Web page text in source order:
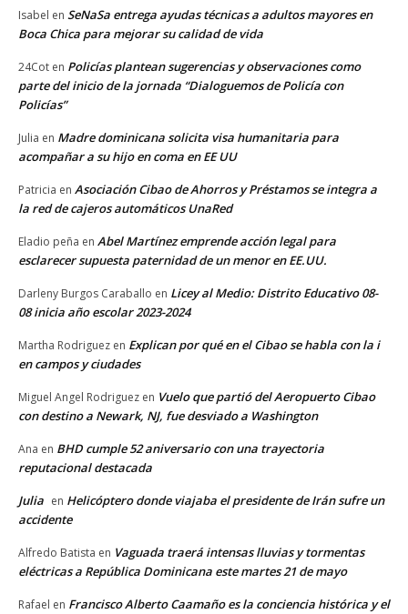
Isabel en SeNaSa entrega ayudas técnicas a adultos mayores en
Boca Chica para mejorar su calidad de vida
24Cot en Policías plantean sugerencias y observaciones como
parte del inicio de la jornada “Dialoguemos de Policía con
Policías”
Julia en Madre dominicana solicita visa humanitaria para
acompañar a su hijo en coma en EE UU
Patricia en Asociación Cibao de Ahorros y Préstamos se integra a
la red de cajeros automáticos UnaRed
Eladio peña en Abel Martínez emprende acción legal para
esclarecer supuesta paternidad de un menor en EE.UU.
Darleny Burgos Caraballo en Licey al Medio: Distrito Educativo 08-
08 inicia año escolar 2023-2024
Martha Rodriguez en Explican por qué en el Cibao se habla con la i
en campos y ciudades
Miguel Angel Rodriguez en Vuelo que partió del Aeropuerto Cibao
con destino a Newark, NJ, fue desviado a Washington
Ana en BHD cumple 52 aniversario con una trayectoria
reputacional destacada
Julia en Helicóptero donde viajaba el presidente de Irán sufre un
accidente
Alfredo Batista en Vaguada traerá intensas lluvias y tormentas
eléctricas a República Dominicana este martes 21 de mayo
Rafael en Francisco Alberto Caamaño es la conciencia histórica y el